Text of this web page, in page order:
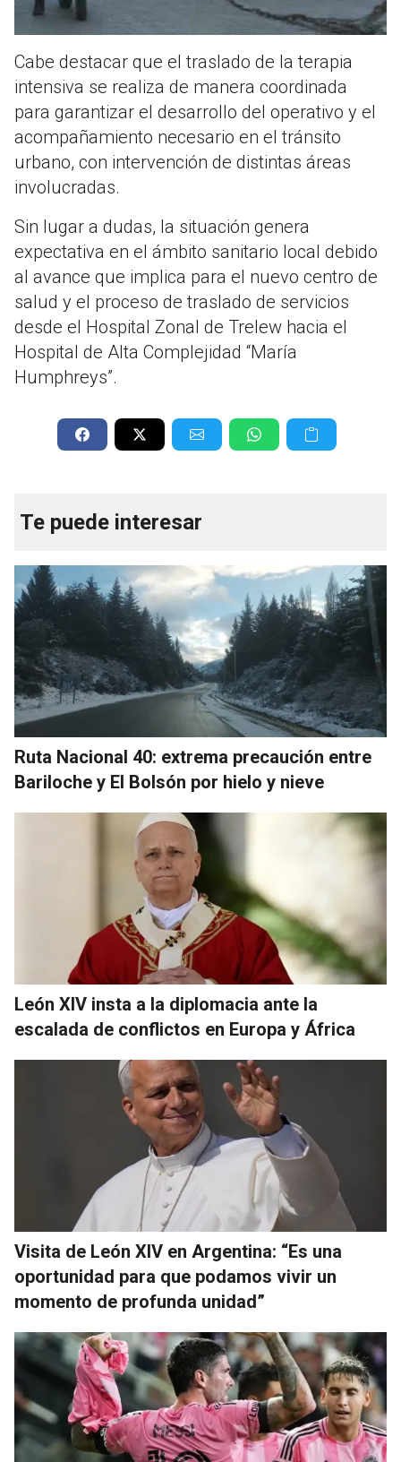
Cabe destacar que el traslado de la terapia
intensiva se realiza de manera coordinada
para garantizar el desarrollo del operativo y el
acompañamiento necesario en el tránsito
urbano, con intervención de distintas áreas
involucradas.
Sin lugar a dudas, la situación genera
expectativa en el ámbito sanitario local debido
al avance que implica para el nuevo centro de
salud y el proceso de traslado de servicios
desde el Hospital Zonal de Trelew hacia el
Hospital de Alta Complejidad “María
Humphreys”.
Te puede interesar
Ruta Nacional 40: extrema precaución entre
Bariloche y El Bolsón por hielo y nieve
León XIV insta a la diplomacia ante la
escalada de conflictos en Europa y África
Visita de León XIV en Argentina: “Es una
oportunidad para que podamos vivir un
momento de profunda unidad”